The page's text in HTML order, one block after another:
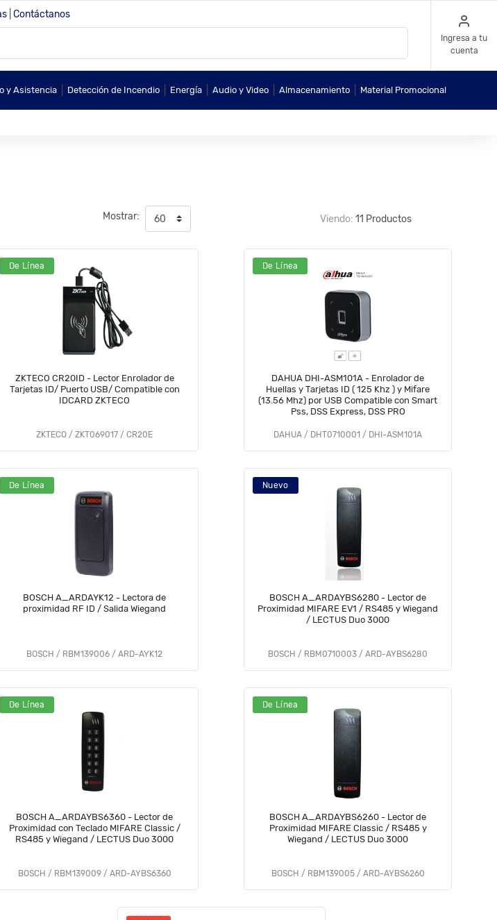
Contáctanos
Ingresa a tu
cuenta
y Asistencia Detección de Incendio Energía Audio y Video Almacenamiento Material Promocional
Mostrar: Viendo:11 Productos
De Línea
ZKTECO CR20ID - Lector Enrolador de
Tarjetas ID/ Puerto USB/ Compatible con
IDCARD ZKTECO
ZKTECO / ZKT069017 / CR20E
De Línea
DAHUA DHI-ASM101A - Enrolador de
Huellas y Tarjetas ID ( 125 Khz ) y Mifare
(13.56 Mhz) por USB Compatible con Smart
Pss, DSS Express, DSS PRO
DAHUA / DHT0710001 / DHI-ASM101A
De Línea
BOSCH A_ARDAYK12 - Lectora de
proximidad RF ID / Salida Wiegand
BOSCH / RBM139006 / ARD-AYK12
Nuevo
BOSCH A_ARDAYBS6280 - Lector de
Proximidad MIFARE EV1 / RS485 y Wiegand
/ LECTUS Duo 3000
BOSCH / RBM0710003 / ARD-AYBS6280
De Línea
BOSCH A_ARDAYBS6360 - Lector de
Proximidad con Teclado MIFARE Classic /
RS485 y Wiegand / LECTUS Duo 3000
BOSCH / RBM139009 / ARD-AYBS6360
De Línea
BOSCH A_ARDAYBS6260 - Lector de
Proximidad MIFARE Classic / RS485 y
Wiegand / LECTUS Duo 3000
BOSCH / RBM139005 / ARD-AYBS6260